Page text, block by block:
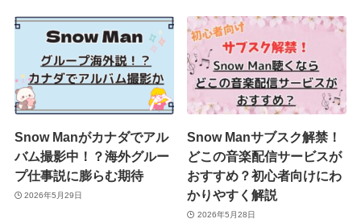
Snow Manがカナダでアル
バム撮影中！？海外グルー
プ仕事説に膨らむ期待
2026年5月29日
Snow Manサブスク解禁！
どこの音楽配信サービスが
おすすめ？初心者向けにわ
かりやすく解説
2026年5月28日